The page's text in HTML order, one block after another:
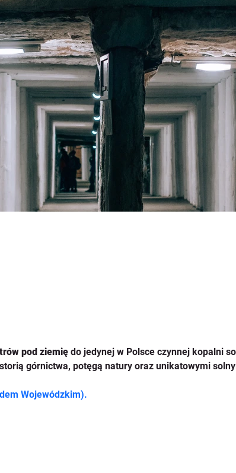
pod ziemię do jedynej w Polsce czynnej kopalni
górnictwa, potęgą natury oraz unikatowymi
Wojewódzkim).